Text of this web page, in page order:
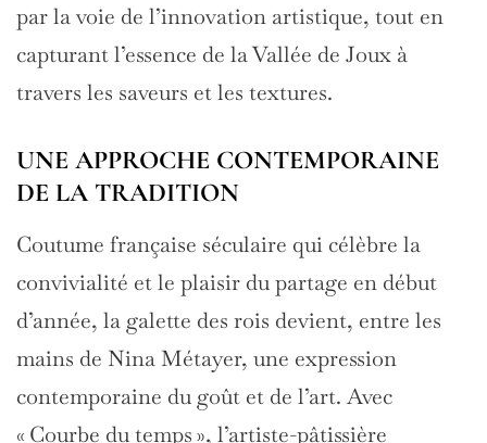
par la voie de l’innovation artistique, tout en
capturant l’essence de la Vallée de Joux à
travers les saveurs et les textures.
UNE APPROCHE CONTEMPORAINE
DE LA TRADITION
Coutume française séculaire qui célèbre la
convivialité et le plaisir du partage en début
d’année, la galette des rois devient, entre les
mains de Nina Métayer, une expression
contemporaine du goût et de l’art. Avec
« Courbe du temps », l’artiste-pâtissière